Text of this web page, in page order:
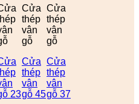
23
Cửa
thép
vân
gỗ
Cửa
thép
vân
gỗ 45
Cửa
thép
vân
gỗ
Cửa
thép
vân
gỗ 37